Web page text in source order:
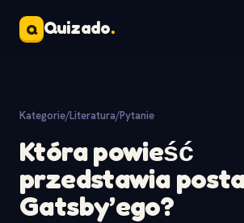
Q Quizado.
Kategorie/Literatura/Pytanie
Która powieść
przedstawia
Gatsby’ego?